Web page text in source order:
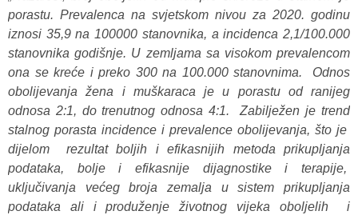
porastu. Prevalenca na svjetskom nivou za 2020. godinu
iznosi 35,9 na 100000 stanovnika, a incidenca 2,1/100.000
stanovnika godišnje. U zemljama sa visokom prevalencom
ona se kreće i preko 300 na 100.000 stanovnima. Odnos
obolijevanja žena i muškaraca je u porastu od ranijeg
odnosa 2:1, do trenutnog odnosa 4:1. Zabilježen je trend
stalnog porasta incidence i prevalence obolijevanja, što je
dijelom rezultat boljih i efikasnijih metoda prikupljanja
podataka, bolje i efikasnije dijagnostike i terapije,
uključivanja većeg broja zemalja u sistem prikupljanja
podataka ali i produženje životnog vijeka oboljelih i